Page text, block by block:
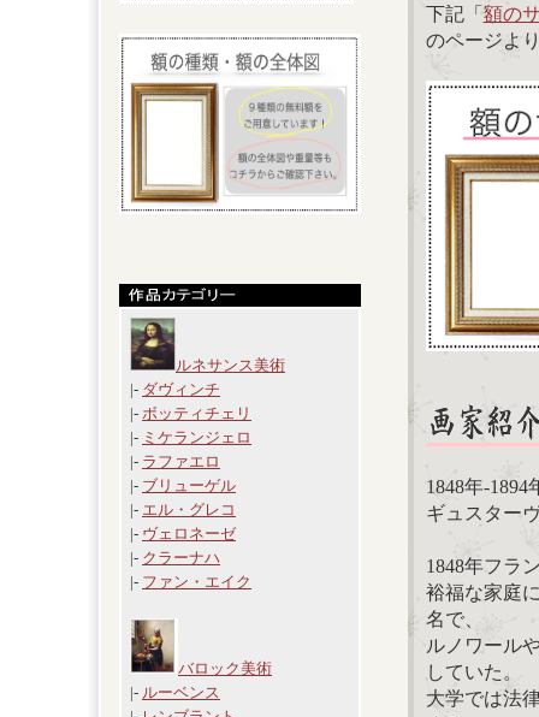
ルネサンス美術
|- ダヴィンチ
|- ボッティチェリ
|- ミケランジェロ
|- ラファエロ
|- ブリューゲル
|- エル・グレコ
|- ヴェロネーゼ
|- クラーナハ
|- ファン・エイク
バロック美術
|- ルーベンス
下記「額の
のページよ
1848年-
ギュスター
1848年フラ
裕福な家庭
名で、
ルノワール
していた。
大学では法